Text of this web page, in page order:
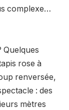
complexe…
rose à
renversée,
: des
mètres